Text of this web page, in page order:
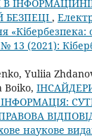
БЕЗПЕЦІ ,
«Кібербезпека:
13 (2021):
Yuliia
Boiko,
наукове